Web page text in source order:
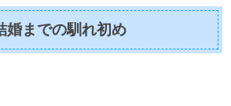
婚までの馴れ初め